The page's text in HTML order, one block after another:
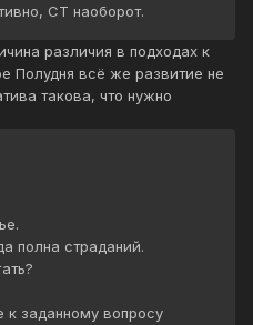
СТ наоборот.
различия в подходах к
Полудня всё же развитие не
такова, что нужно
полна страданий.
заданному вопросу